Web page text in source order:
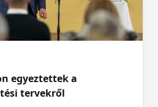
egyeztettek a
tervekről